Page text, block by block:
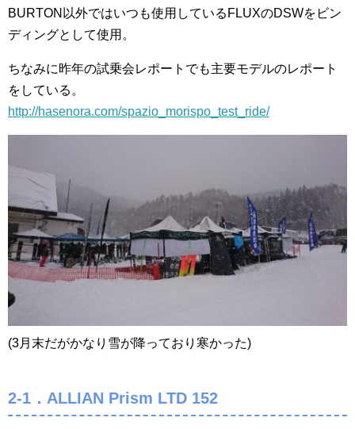
BURTON以外ではいつも使用しているFLUXのDSWをビン
ディングとして使用。
ちなみに昨年の試乗会レポートでも主要モデルのレポート
をしている。
http://hasenora.com/spazio_morispo_test_ride/
(3月末だがかなり雪が降っており寒かった)
2-1．ALLIAN Prism LTD 152